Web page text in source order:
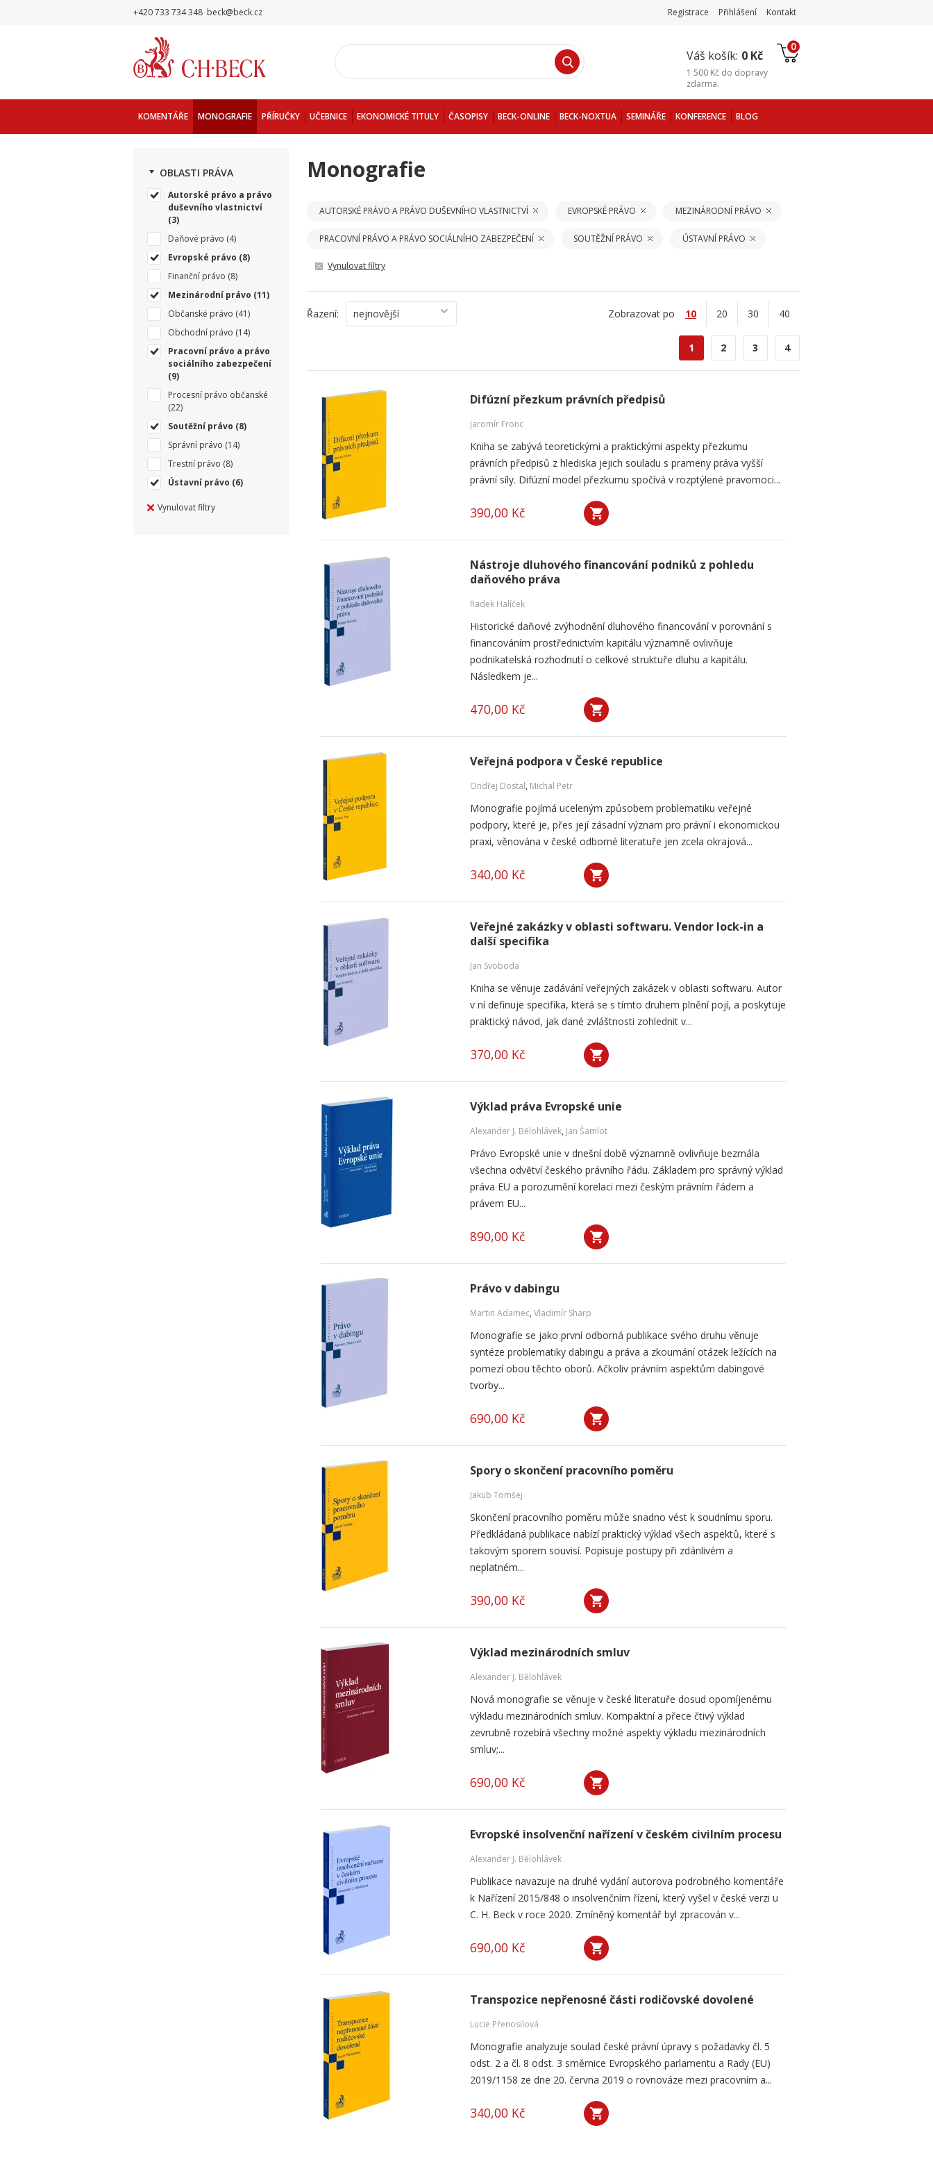
+420 733 734 348 beck@beck.cz Registrace Přihlášení Kontakt
Váš košík: 0 Kč
0
1 500 Kč do dopravy
zdarma.
KOMENTÁŘE MONOGRAFIE PŘÍRUČKY UČEBNICE EKONOMICKÉ TITULY ČASOPISY BECK-ONLINE BECK-NOXTUA SEMINÁŘE KONFERENCE BLOG
OBLASTI PRÁVA
Autorské právo a právo
duševního vlastnictví
(3)
Daňové právo (4)
Evropské právo (8)
Finanční právo (8)
Mezinárodní právo (11)
Občanské právo (41)
Obchodní právo (14)
Pracovní právo a právo
sociálního zabezpečení
(9)
Procesní právo občanské
(22)
Soutěžní právo (8)
Správní právo (14)
Trestní právo (8)
Ústavní právo (6)
Vynulovat filtry
Monografie
AUTORSKÉ PRÁVO A PRÁVO DUŠEVNÍHO VLASTNICTVÍ EVROPSKÉ PRÁVO MEZINÁRODNÍ PRÁVO
PRACOVNÍ PRÁVO A PRÁVO SOCIÁLNÍHO ZABEZPEČENÍ SOUTĚŽNÍ PRÁVO ÚSTAVNÍ PRÁVO
Vynulovat filtry
Řazení: nejnovější Zobrazovat po 10 20 30 40
1 2 3 4
Difúzní přezkum právních předpisů
Jaromír Fronc
Kniha se zabývá teoretickými a praktickými aspekty přezkumu
právních předpisů z hlediska jejich souladu s prameny práva vyšší
právní síly. Difúzní model přezkumu spočívá v rozptýlené pravomoci...
390,00 Kč
Nástroje dluhového financování podniků z pohledu
daňového práva
Radek Halíček
Historické daňové zvýhodnění dluhového financování v porovnání s
financováním prostřednictvím kapitálu významně ovlivňuje
podnikatelská rozhodnutí o celkové struktuře dluhu a kapitálu.
Následkem je...
470,00 Kč
Veřejná podpora v České republice
Ondřej Dostal, Michal Petr
Monografie pojímá uceleným způsobem problematiku veřejné
podpory, které je, přes její zásadní význam pro právní i ekonomickou
praxi, věnována v české odborné literatuře jen zcela okrajová...
340,00 Kč
Veřejné zakázky v oblasti softwaru. Vendor lock-in a
další specifika
Jan Svoboda
Kniha se věnuje zadávání veřejných zakázek v oblasti softwaru. Autor
v ní definuje specifika, která se s tímto druhem plnění pojí, a poskytuje
praktický návod, jak dané zvláštnosti zohlednit v...
370,00 Kč
Výklad práva Evropské unie
Alexander J. Bělohlávek, Jan Šamlot
Právo Evropské unie v dnešní době významně ovlivňuje bezmála
všechna odvětví českého právního řádu. Základem pro správný výklad
práva EU a porozumění korelaci mezi českým právním řádem a
právem EU...
890,00 Kč
Právo v dabingu
Martin Adamec, Vladimír Sharp
Monografie se jako první odborná publikace svého druhu věnuje
syntéze problematiky dabingu a práva a zkoumání otázek ležících na
pomezí obou těchto oborů. Ačkoliv právním aspektům dabingové
tvorby...
690,00 Kč
Spory o skončení pracovního poměru
Jakub Tomšej
Skončení pracovního poměru může snadno vést k soudnímu sporu.
Předkládaná publikace nabízí praktický výklad všech aspektů, které s
takovým sporem souvisí. Popisuje postupy při zdánlivém a
neplatném...
390,00 Kč
Výklad mezinárodních smluv
Alexander J. Bělohlávek
Nová monografie se věnuje v české literatuře dosud opomíjenému
výkladu mezinárodních smluv. Kompaktní a přece čtivý výklad
zevrubně rozebírá všechny možné aspekty výkladu mezinárodních
smluv;...
690,00 Kč
Evropské insolvenční nařízení v českém civilním procesu
Alexander J. Bělohlávek
Publikace navazuje na druhé vydání autorova podrobného komentáře
k Nařízení 2015/848 o insolvenčním řízení, který vyšel v české verzi u
C. H. Beck v roce 2020. Zmíněný komentář byl zpracován v...
690,00 Kč
Transpozice nepřenosné části rodičovské dovolené
Lucie Přenosilová
Monografie analyzuje soulad české právní úpravy s požadavky čl. 5
odst. 2 a čl. 8 odst. 3 směrnice Evropského parlamentu a Rady (EU)
2019/1158 ze dne 20. června 2019 o rovnováze mezi pracovním a...
340,00 Kč